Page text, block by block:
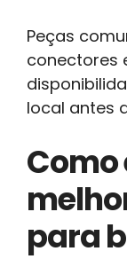
Peças
conectores
local antes
Como
para